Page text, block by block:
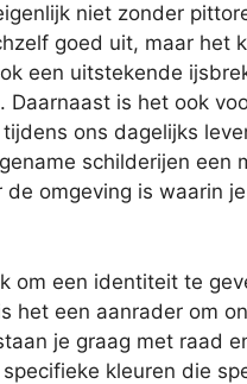
niet zonder
goed uit, maar het
een uitstekende
is het ook
ons dagelijks
schilderijen een
omgeving is waarin
om een identiteit te
het een aanrader om
je graag met raad
kleuren die